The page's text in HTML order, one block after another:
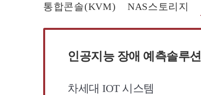
통합콘솔(KVM) NAS스토리지
인공지능 장애 예측솔루션
차세대 IOT 시스템